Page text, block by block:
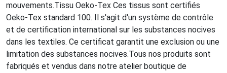
mouvements.Tissu Oeko-Tex Ces tissus sont certifiés
Oeko-Tex standard 100. Il s'agit d'un système de contrôle
et de certification international sur les substances nocives
dans les textiles. Ce certificat garantit une exclusion ou une
limitation des substances nocives.Tous nos produits sont
fabriqués et vendus dans notre atelier boutique de